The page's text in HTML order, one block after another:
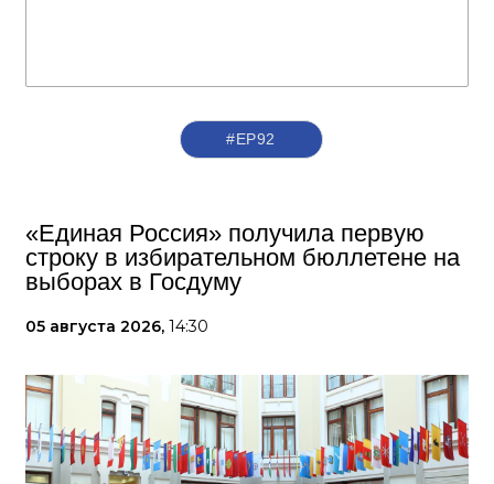
#ЕР92
«Единая Россия» получила первую
строку в избирательном бюллетене на
выборах в Госдуму
05 августа 2026, 14:30